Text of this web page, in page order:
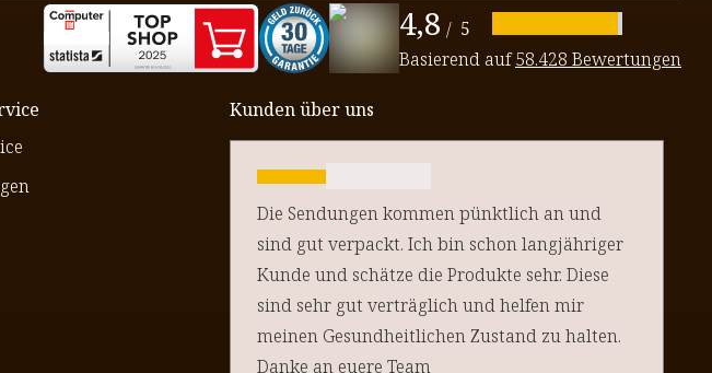
4,8 / 5
Basierend auf58.428 Bewertungen
Kunden über uns
Die Sendungen kommen pünktlich an und
sind gut verpackt. Ich bin schon langjähriger
Kunde und schätze die Produkte sehr. Diese
sind sehr gut verträglich und helfen mir
meinen Gesundheitlichen Zustand zu halten.
Danke an euere Team